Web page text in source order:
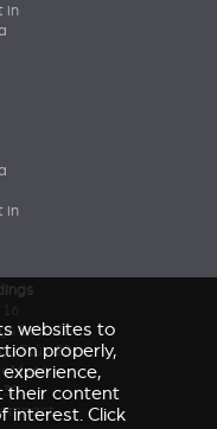
in
in
Stûv 21
Stûv 22
websites to
properly,
their content
interest. Click